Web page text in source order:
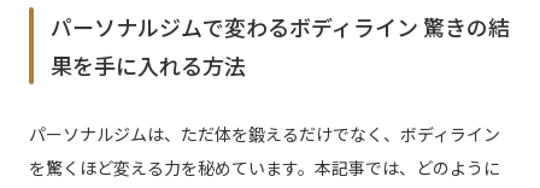
パーソナルジムで変わるボディライン 驚きの結
果を手に入れる方法
パーソナルジムは、ただ体を鍛えるだけでなく、ボディライン
を驚くほど変える力を秘めています。本記事では、どのように